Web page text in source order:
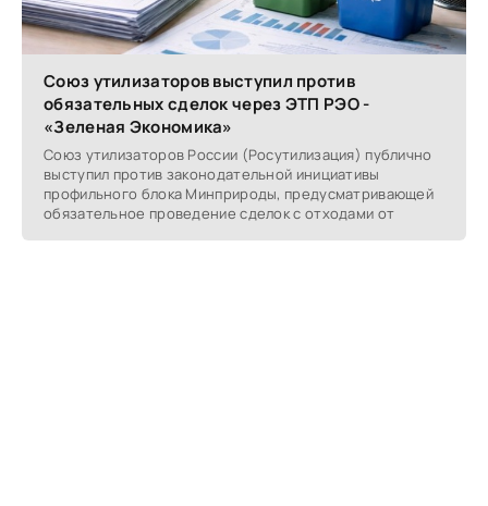
Союз утилизаторов выступил против
обязательных сделок через ЭТП РЭО -
«Зеленая Экономика»
Союз утилизаторов России (Росутилизация) публично
выступил против законодательной инициативы
профильного блока Минприроды, предусматривающей
обязательное проведение сделок с отходами от